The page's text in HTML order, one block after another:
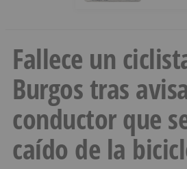
Fallece un
Burgos tras
conductor que
caído de la